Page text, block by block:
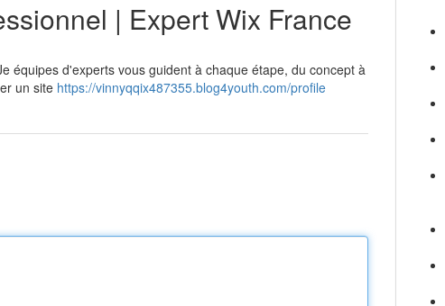
| Expert Wix France
équipes d'experts vous guident à chaque étape, du concept à
un site https://vinnyqqix487355.blog4youth.com/profile